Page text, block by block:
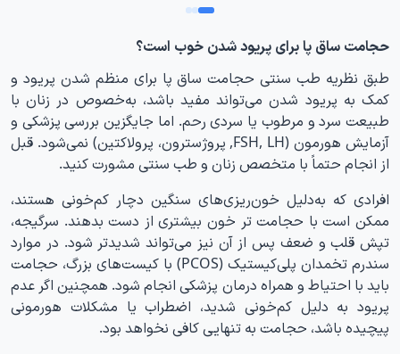
حجامت ساق پا برای پریود شدن خوب است؟
طبق نظریه طب سنتی حجامت ساق پا برای منظم شدن پریود و
کمک به پریود شدن می‌تواند مفید باشد، به‌خصوص در زنان با
طبیعت سرد و مرطوب یا سردی رحم. اما جایگزین بررسی پزشکی و
آزمایش هورمون (FSH, LH, پروژسترون، پرولاکتین) نمی‌شود. قبل
از انجام حتماً با متخصص زنان و طب سنتی مشورت کنید.
افرادی که به‌دلیل خون‌ریزی‌های سنگین دچار کم‌خونی هستند،
ممکن است با حجامت تر خون بیشتری از دست بدهند. سرگیجه،
تپش قلب و ضعف پس از آن نیز می‌تواند شدیدتر شود. در موارد
سندرم تخمدان پلی‌کیستیک (PCOS) با کیست‌های بزرگ، حجامت
باید با احتیاط و همراه درمان پزشکی انجام شود. همچنین اگر عدم
پریود به دلیل کم‌خونی شدید، اضطراب یا مشکلات هورمونی
پیچیده باشد، حجامت به تنهایی کافی نخواهد بود.